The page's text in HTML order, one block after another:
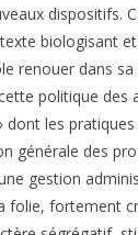
dispositifs.
biologisant
renouer dans sa
politique des
dont les
générale des
gestion
folie, fortement